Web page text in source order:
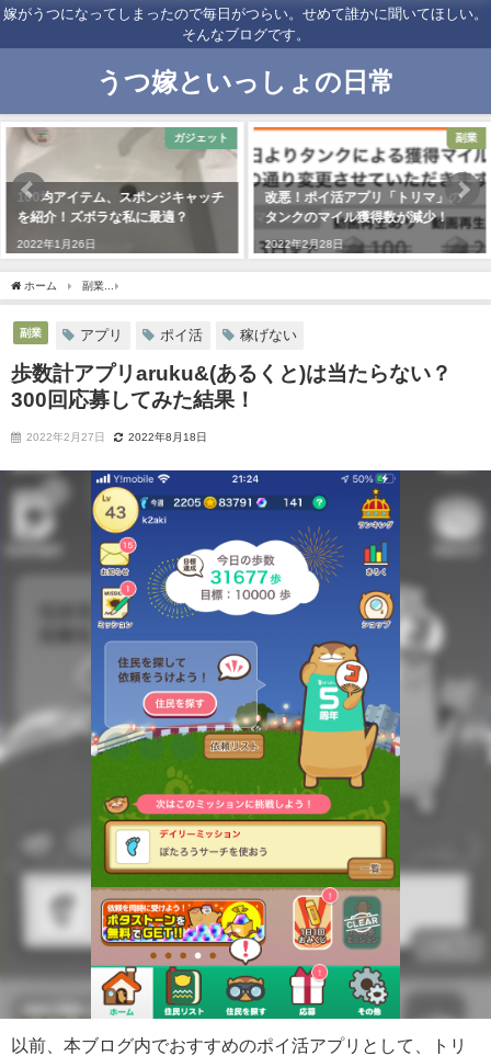
嫁がうつになってしまったので毎日がつらい。せめて誰かに聞いてほしい。
そんなブログです。
うつ嫁といっしょの日常
テム、スポンジキャッチ
ズボラな私に最適？
26日
改悪！ポイ活アプリ「トリマ」の
タンクのマイル獲得数が減少！
2022年2月28日
【ト
本に
の影
ホーム 副業
副業 アプリ ポイ活 稼げない
歩数計アプリaruku&(あるくと)は当たらない？
300回応募してみた結果！
2022年2月27日 2022年8月18日
以前、本ブログ内でおすすめのポイ活アプリとして、トリ